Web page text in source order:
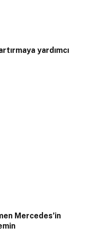
yardımcı
Mercedes’in